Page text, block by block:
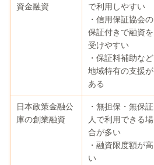
資金融資
で利用しやすい
・信用保証協会の
保証付きで融資を
受けやすい
・保証料補助など
地域特有の支援が
ある
日本政策金融公
庫の創業融資
・無担保・無保証
人で利用できる場
合が多い
・融資限度額が高
い